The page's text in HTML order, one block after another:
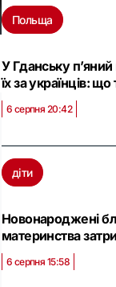
Польща
У Гданську
їх за українців:
6 серпня 20:42
діти
Новонароджені
материнства
6 серпня 15:58